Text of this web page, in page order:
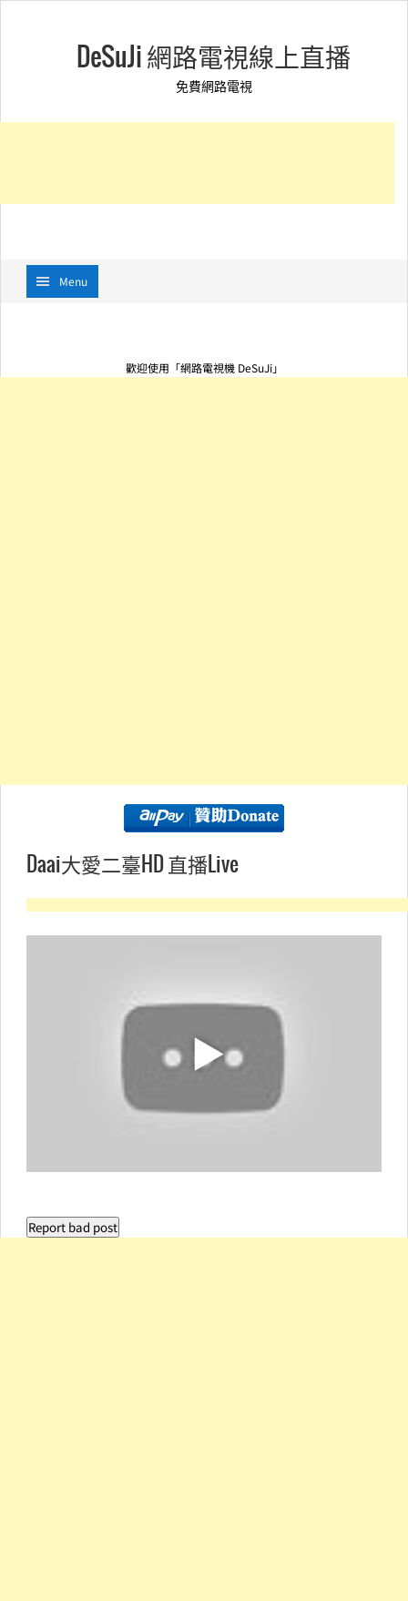
DeSuJi 網路電視線上直播
免費網路電視
Menu
歡迎使用「網路電視機 DeSuJi」
Daai大愛二臺HD 直播Live